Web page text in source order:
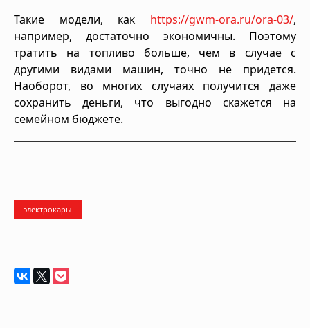
Такие модели, как https://gwm-ora.ru/ora-03/,
например, достаточно экономичны. Поэтому
тратить на топливо больше, чем в случае с
другими видами машин, точно не придется.
Наоборот, во многих случаях получится даже
сохранить деньги, что выгодно скажется на
семейном бюджете.
электрокары